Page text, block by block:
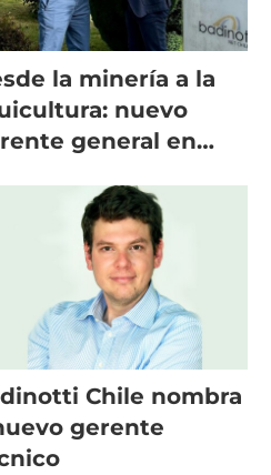
la minería a la
nuevo
general en
Chile nombra
gerente